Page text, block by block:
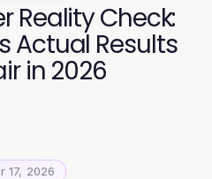
Reality Check:
Actual Results
in 2026
17, 2026